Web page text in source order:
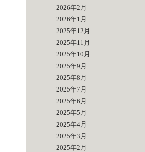
2026年2月
2026年1月
2025年12月
2025年11月
2025年10月
2025年9月
2025年8月
2025年7月
2025年6月
2025年5月
2025年4月
2025年3月
2025年2月